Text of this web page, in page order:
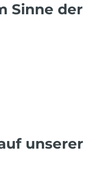
Sinne der
unserer